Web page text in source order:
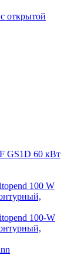
открытой
GS1D 60 кВт
100 W
100-W